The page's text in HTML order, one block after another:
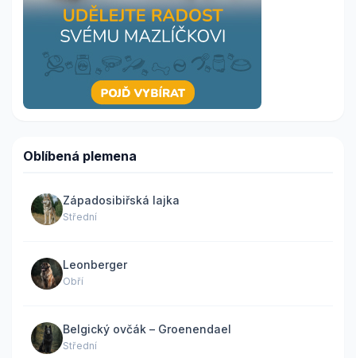
Oblíbená plemena
Západosibiřská lajka
Střední
Leonberger
Obří
Belgický ovčák – Groenendael
Střední